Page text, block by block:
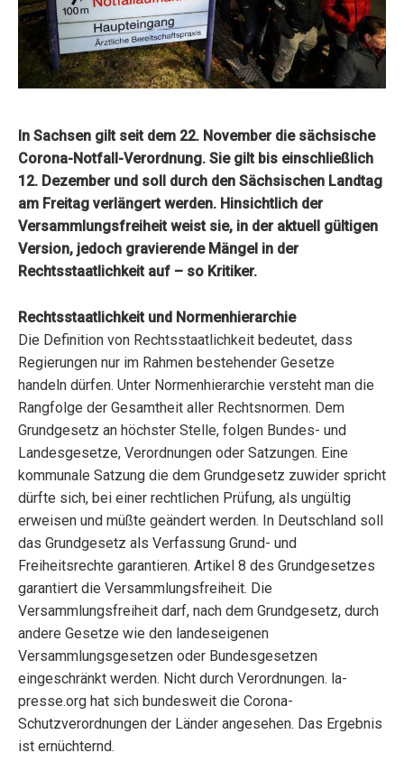
In Sachsen gilt seit dem 22. November die sächsische
Corona-Notfall-Verordnung. Sie gilt bis einschließlich
12. Dezember und soll durch den Sächsischen Landtag
am Freitag verlängert werden. Hinsichtlich der
Versammlungsfreiheit weist sie, in der aktuell gültigen
Version, jedoch gravierende Mängel in der
Rechtsstaatlichkeit auf – so Kritiker.
Rechtsstaatlichkeit und Normenhierarchie
Die Definition von Rechtsstaatlichkeit bedeutet, dass
Regierungen nur im Rahmen bestehender Gesetze
handeln dürfen. Unter Normenhierarchie versteht man die
Rangfolge der Gesamtheit aller Rechtsnormen. Dem
Grundgesetz an höchster Stelle, folgen Bundes- und
Landesgesetze, Verordnungen oder Satzungen. Eine
kommunale Satzung die dem Grundgesetz zuwider spricht
dürfte sich, bei einer rechtlichen Prüfung, als ungültig
erweisen und müßte geändert werden. In Deutschland soll
das Grundgesetz als Verfassung Grund- und
Freiheitsrechte garantieren. Artikel 8 des Grundgesetzes
garantiert die Versammlungsfreiheit. Die
Versammlungsfreiheit darf, nach dem Grundgesetz, durch
andere Gesetze wie den landeseigenen
Versammlungsgesetzen oder Bundesgesetzen
eingeschränkt werden. Nicht durch Verordnungen. la-
presse.org hat sich bundesweit die Corona-
Schutzverordnungen der Länder angesehen. Das Ergebnis
ist ernüchternd.